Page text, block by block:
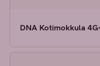
DNA Kotimokkula